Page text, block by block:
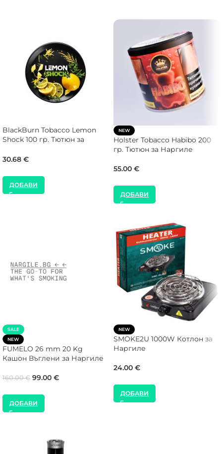
BlackBurn Tobacco Lemon
Shock 100 гр. Тютюн за
30.68 €
ДОБАВИ
NEW
Holster Tobacco Habibo 200
гр. Тютюн за Наргиле
55.00 €
ДОБАВИ
SALE
NEW
FUMELO 26 mm 20 Kg
Кашон Въглени за Наргиле
160.00€ 99.00 €
ДОБАВИ
NEW
SMOKE2U 1000W Котлон за
Наргиле
24.00 €
ДОБАВИ